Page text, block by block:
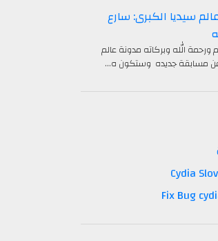
سيديا الكبرى: سارع
ورحمة الله وبركاته مدونة عالم
عن مسابقة جديده وستكون ه…